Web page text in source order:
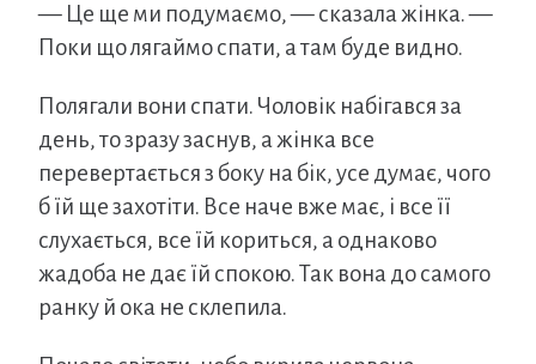
— Це ще ми подумаємо, — сказала жінка. —
Поки що лягаймо спати, а там буде видно.
Полягали вони спати. Чоловік набігався за
день, то зразу заснув, а жінка все
перевертається з боку на бік, усе думає, чого
б їй ще захотіти. Все наче вже має, і все її
слухається, все їй кориться, а однаково
жадоба не дає їй спокою. Так вона до самого
ранку й ока не склепила.